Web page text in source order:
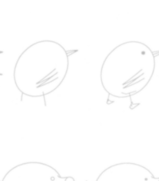
PRODUTOS RUMINANTES
REDE